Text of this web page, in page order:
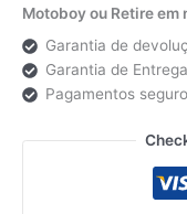
Motoboy ou Retire em
Garantia de
Garantia de Entrega
Pagamentos